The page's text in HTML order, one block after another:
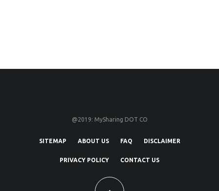
@2019: MySharing DOT CO
SITEMAP ABOUT US FAQ DISCLAIMER
PRIVACY POLICY CONTACT US